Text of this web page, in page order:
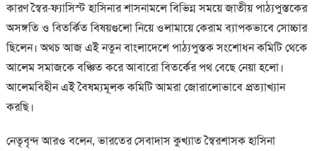
কারণ স্বৈর-ফ্যাসিস্ট হাসিনার শাসনামলে বিভিন্ন সময়ে জাতীয় পাঠ্যপুস্তকের
অসঙ্গতি ও বিতর্কিত বিষয়গুলো নিয়ে ওলামায়ে কেরাম ব্যাপকভাবে সোচ্চার
ছিলেন। অথচ আজ এই নতুন বাংলাদেশে পাঠ্যপুস্তক সংশোধন কমিটি থেকে
আলেম সমাজকে বঞ্চিত করে আবারো বিতর্কের পথ বেছে নেয়া হলো।
আলেমবিহীন এই বৈষম্যমূলক কমিটি আমরা জোরালোভাবে প্রত্যাখ্যান
করছি।
নেতৃবৃন্দ আরও বলেন, ভারতের সেবাদাস কুখ্যাত স্বৈরশাসক হাসিনা